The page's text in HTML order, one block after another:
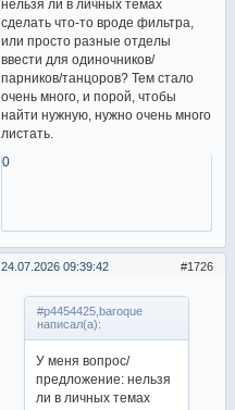
нельзя ли в личных темах
сделать что-то вроде фильтра,
или просто разные отделы
ввести для одиночников/
парников/танцоров? Тем стало
очень много, и порой, чтобы
найти нужную, нужно очень много
листать.
0
1726
24.07.2026 09:39:42
#p4454425,baroque
написал(а):
У меня вопрос/
предложение: нельзя
ли в личных темах